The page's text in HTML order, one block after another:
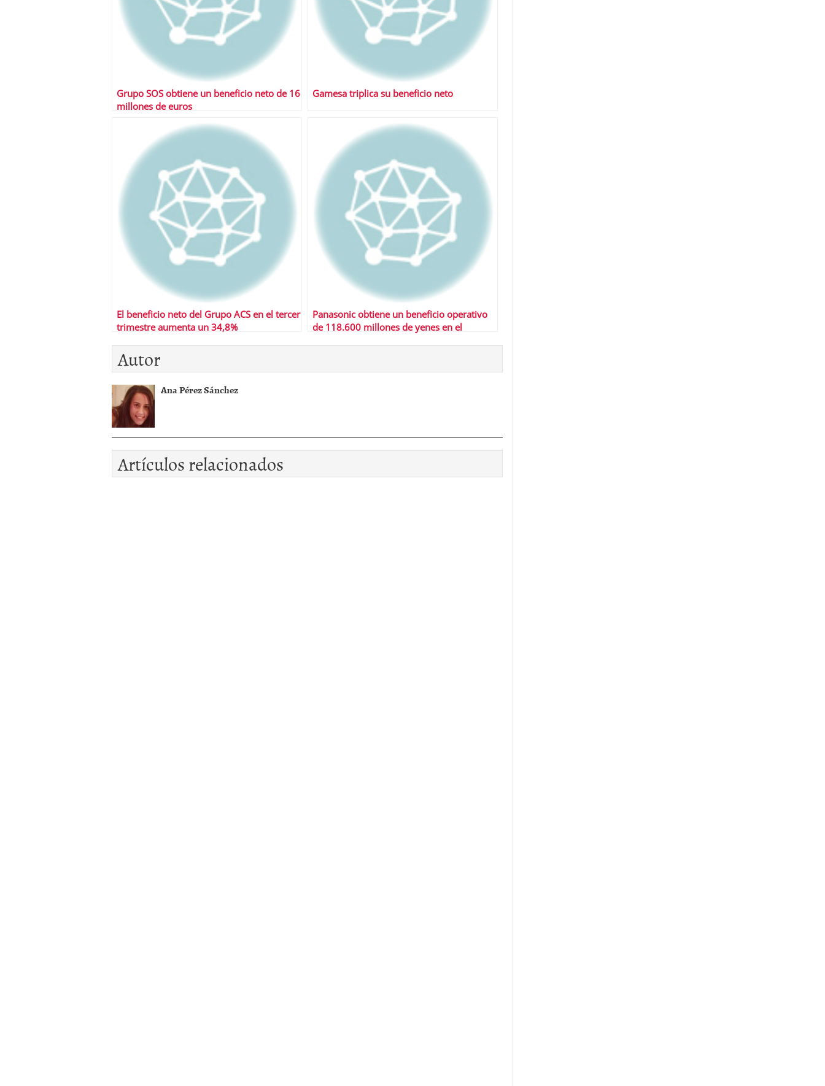
Grupo SOS obtiene un beneficio neto de 16
millones de euros
Gamesa triplica su beneficio neto
El beneficio neto del Grupo ACS en el tercer
trimestre aumenta un 34,8%
Panasonic obtiene un beneficio operativo
de 118.600 millones de yenes en el
Autor
Ana Pérez Sánchez
Artículos relacionados